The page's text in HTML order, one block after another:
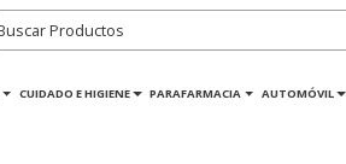
CUIDADO E HIGIENE PARAFARMACIA AUTOMÓVIL